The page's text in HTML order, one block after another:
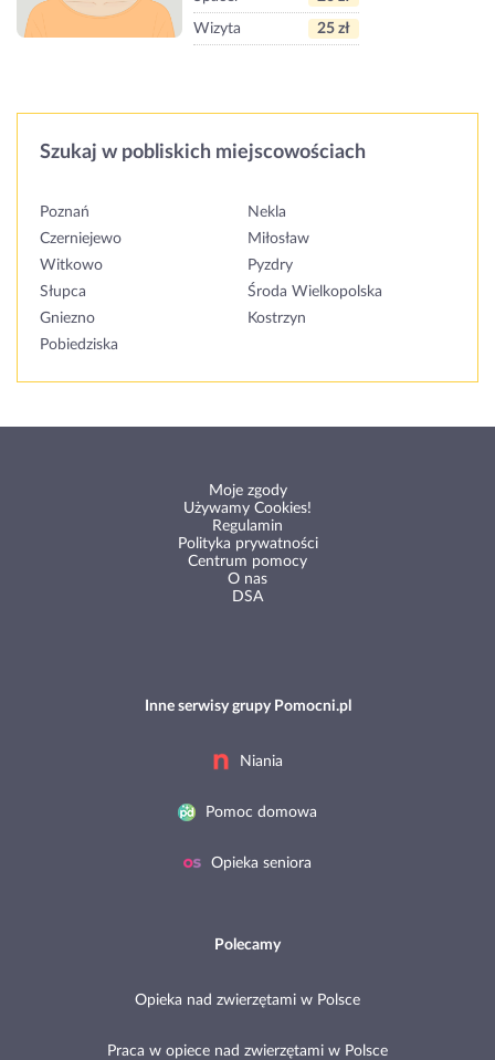
Wizyta 25 zł
Szukaj w pobliskich miejscowościach
Poznań
Nekla
Czerniejewo
Miłosław
Witkowo
Pyzdry
Słupca
Środa Wielkopolska
Gniezno
Kostrzyn
Pobiedziska
Moje zgody
Używamy Cookies!
Regulamin
Polityka prywatności
Centrum pomocy
O nas
DSA
Inne serwisy grupy Pomocni.pl
Niania
Pomoc domowa
Opieka seniora
Polecamy
Opieka nad zwierzętami w Polsce
Praca w opiece nad zwierzętami w Polsce